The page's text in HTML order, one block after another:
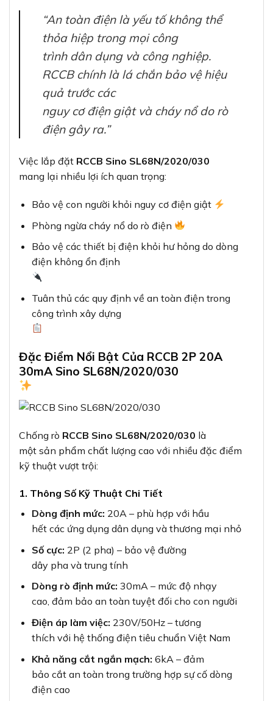
“An toàn điện là yếu tố không thể
thỏa hiệp trong mọi công
trình dân dụng và công nghiệp.
RCCB chính là lá chắn bảo vệ hiệu
quả trước các
nguy cơ điện giật và cháy nổ do rò
điện gây ra.”
Việc lắp đặt RCCB Sino SL68N/2020/030
mang lại nhiều lợi ích quan trọng:
Bảo vệ con người khỏi nguy cơ điện giật
Phòng ngừa cháy nổ do rò điện
Bảo vệ các thiết bị điện khỏi hư hỏng do dòng
điện không ổn định
Tuân thủ các quy định về an toàn điện trong
công trình xây dựng
Đặc Điểm Nổi Bật Của RCCB 2P 20A
30mA Sino SL68N/2020/030
Chống rò RCCB Sino SL68N/2020/030 là
một sản phẩm chất lượng cao với nhiều đặc điểm
kỹ thuật vượt trội:
1. Thông Số Kỹ Thuật Chi Tiết
Dòng định mức: 20A – phù hợp với hầu
hết các ứng dụng dân dụng và thương mại nhỏ
Số cực: 2P (2 pha) – bảo vệ đường
dây pha và trung tính
Dòng rò định mức: 30mA – mức độ nhạy
cao, đảm bảo an toàn tuyệt đối cho con người
Điện áp làm việc: 230V/50Hz – tương
thích với hệ thống điện tiêu chuẩn Việt Nam
Khả năng cắt ngắn mạch: 6kA – đảm
bảo cắt an toàn trong trường hợp sự cố dòng
điện cao